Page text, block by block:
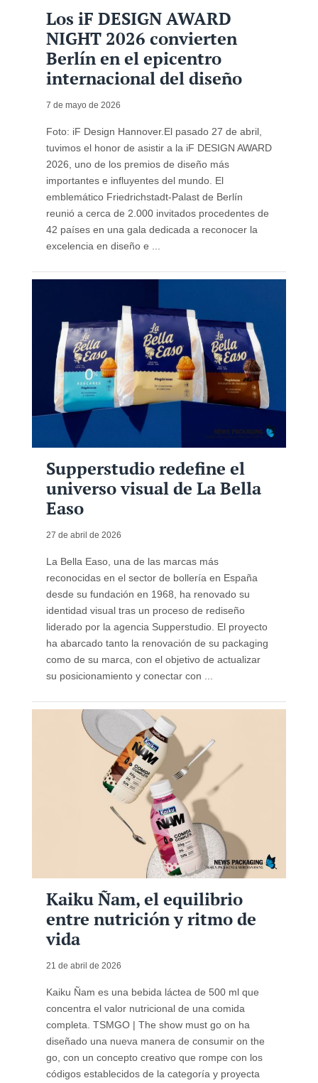
Los iF DESIGN AWARD
NIGHT 2026 convierten
Berlín en el epicentro
internacional del diseño
7 de mayo de 2026
Foto: iF Design Hannover.El pasado 27 de abril,
tuvimos el honor de asistir a la iF DESIGN AWARD
2026, uno de los premios de diseño más
importantes e influyentes del mundo. El
emblemático Friedrichstadt-Palast de Berlín
reunió a cerca de 2.000 invitados procedentes de
42 países en una gala dedicada a reconocer la
excelencia en diseño e ...
Supperstudio redefine el
universo visual de La Bella
Easo
27 de abril de 2026
La Bella Easo, una de las marcas más
reconocidas en el sector de bollería en España
desde su fundación en 1968, ha renovado su
identidad visual tras un proceso de rediseño
liderado por la agencia Supperstudio. El proyecto
ha abarcado tanto la renovación de su packaging
como de su marca, con el objetivo de actualizar
su posicionamiento y conectar con ...
Kaiku Ñam, el equilibrio
entre nutrición y ritmo de
vida
21 de abril de 2026
Kaiku Ñam es una bebida láctea de 500 ml que
concentra el valor nutricional de una comida
completa. TSMGO | The show must go on ha
diseñado una nueva manera de consumir on the
go, con un concepto creativo que rompe con los
códigos establecidos de la categoría y proyecta